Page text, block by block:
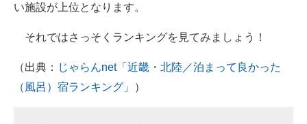
電子設計の基本と応用
エネルギーの専門メディア
建設×テクノロジーの最前線
ちょっと気になるネットの話題
い施設が上位となります。
それではさっそくランキングを見てみましょう！
（出典： じゃらんnet「近畿・北陸／泊まって良かった
（風呂）宿ランキング」
）